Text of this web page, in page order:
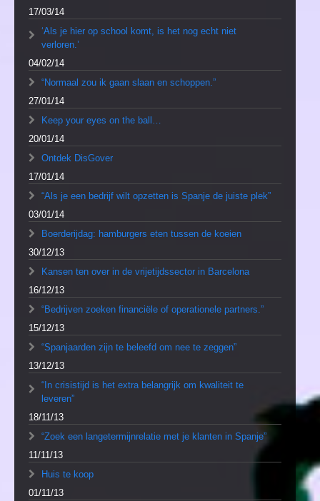
17/03/14
‘Als je hier op school komt, is het nog echt niet
verloren.’
04/02/14
“Normaal zou ik gaan slaan en schoppen.”
27/01/14
Keep your eyes on the ball…
20/01/14
Ontdek DisGover
17/01/14
“Als je een bedrijf wilt opzetten is Spanje de juiste plek”
03/01/14
Boerderijdag: hamburgers eten tussen de koeien
30/12/13
Kansen ten over in de vrijetijdssector in Barcelona
16/12/13
“Bedrijven zoeken financiële of operationele partners.”
15/12/13
“Spanjaarden zijn te beleefd om nee te zeggen”
13/12/13
“In crisistijd is het extra belangrijk om kwaliteit te
leveren”
18/11/13
“Zoek een langetermijnrelatie met je klanten in Spanje”
11/11/13
Huis te koop
01/11/13